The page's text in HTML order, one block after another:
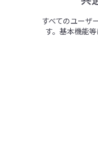
すべてのユーザ
す。基本機能